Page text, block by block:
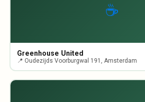
☕
Greenhouse United
📍 Oudezijds Voorburgwal 191, Amsterdam